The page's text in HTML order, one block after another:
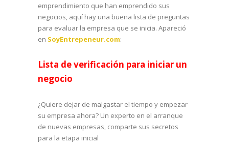
emprendimiento que han emprendido sus
negocios, aquí hay una buena lista de preguntas
para evaluar la empresa que se inicia. Apareció
en SoyEntrepeneur.com:
Lista de verificación para iniciar un
negocio
¿Quiere dejar de malgastar el tiempo y empezar
su empresa ahora? Un experto en el arranque
de nuevas empresas, comparte sus secretos
para la etapa inicial